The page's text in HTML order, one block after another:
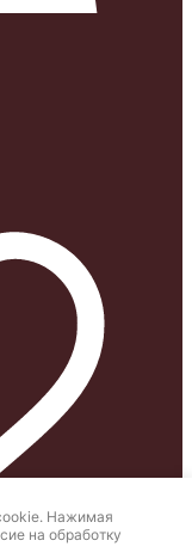
Нажимая
на обработку